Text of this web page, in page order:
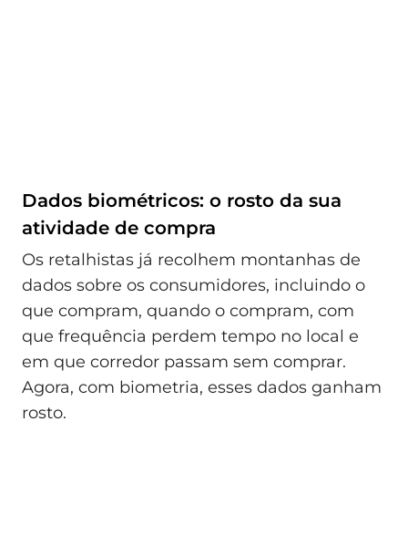
Dados biométricos: o rosto da sua
atividade de compra
Os retalhistas já recolhem montanhas de
dados sobre os consumidores, incluindo o
que compram, quando o compram, com
que frequência perdem tempo no local e
em que corredor passam sem comprar.
Agora, com biometria, esses dados ganham
rosto.